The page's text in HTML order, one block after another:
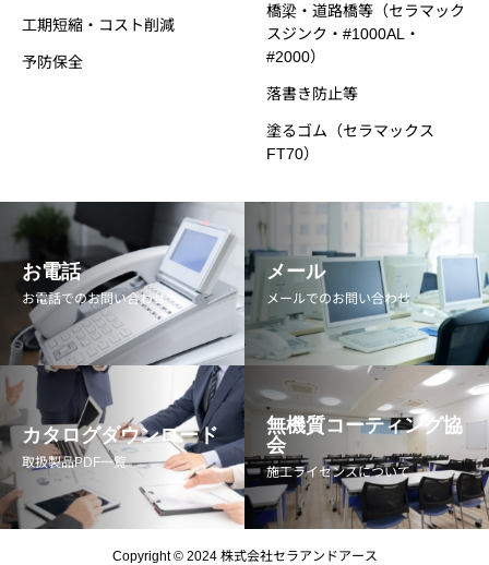
工期短縮・コスト削減
予防保全
橋梁・道路橋等（セラマック
スジンク・#1000AL・
#2000）
落書き防止等
塗るゴム（セラマックス
FT70）
お電話
お電話でのお問い合わせ
メール
メールでのお問い合わせ
カタログダウンロード
取扱製品PDF一覧
無機質コーティング協
会
施工ライセンスについて
Copyright © 2024 株式会社セラアンドアース